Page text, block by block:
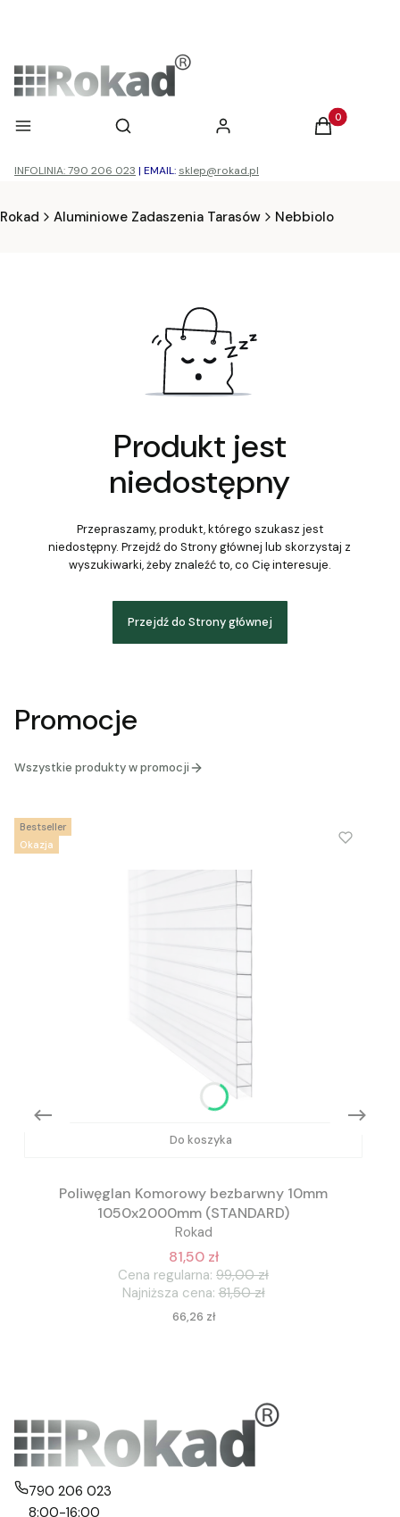
Menu Otwórz wyszukiwarkę
Szukaj Zaloguj się Produkty w
Koszyk
INFOLINIA: 790 206 023 | EMAIL: sklep@rokad.pl
Rokad Aluminiowe Zadaszenia Tarasów Nebbiolo
Produkt jest
niedostępny
Przepraszamy, produkt, którego szukasz jest
niedostępny. Przejdź do Strony głównej lub skorzystaj z
wyszukiwarki, żeby znaleźć to, co Cię interesuje.
Przejdź do Strony głównej
Promocje
Wszystkie produkty w promocji
Okazja
Bestseller
Do koszyka
Poliwęglan Komorowy bezbarwny 10mm
1050x2000mm (STANDARD)
Rokad
81,50 zł
Cena regularna: 99,00 zł
Najniższa cena: 81,50 zł
Cena
66,26 zł
790 206 023
8:00-16:00